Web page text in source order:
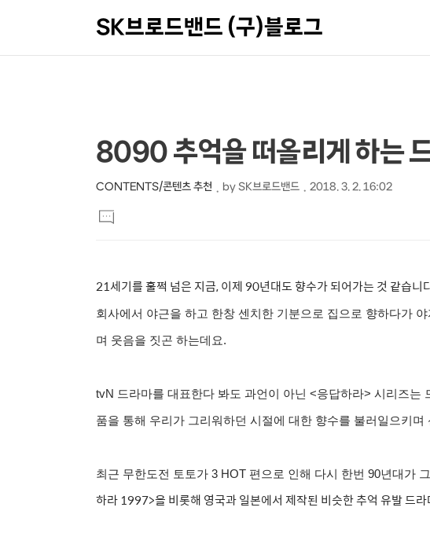
SK브로드밴드 (구)블로그
상
세
컨
텐
본
문
제
목
8090 추억을 떠올리게 하는
CONTENTS/콘텐츠 추천 by SK브로드밴드 2018. 3. 2. 16:02
문
댓
글
21세기를 훌쩍 넘은 지금, 이제 90년대도 향수가 되어가는 것 같습니
회사에서 야근을 하고 한창 센치한 기분으로 집으로 향하다가
며 웃음을 짓곤 하는데요.
tvN 드라마를 대표한다 봐도 과언이 아닌 <응답하라> 시리즈는
품을 통해 우리가 그리워하던 시절에 대한 향수를 불러일으키
최근 무한도전 토토가 3 HOT 편으로 인해 다시 한번 90년대가
하라 1997>을 비롯해 영국과 일본에서 제작된 비슷한 추억 유발 드